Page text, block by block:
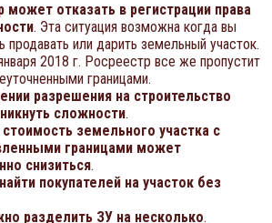
может отказать в регистрации права
. Эта ситуация возможна когда вы
продавать или дарить земельный участок.
2018 г. Росреестр все же пропустит
границами.
разрешения на строительство
сложности.
земельного участка с
границами может
снизиться.
покупателей на участок без
разделить ЗУ на несколько.